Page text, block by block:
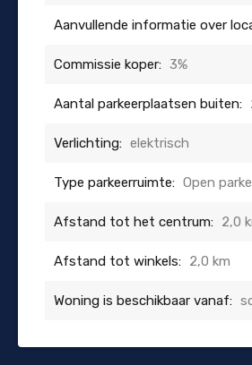
Aanvullende informatie over
Commissie koper: 3%
Aantal parkeerplaatsen buiten:
Verlichting: elektrisch
Type parkeerruimte: Open
Afstand tot het centrum: 2,0
Afstand tot winkels: 2,0 km
Woning is beschikbaar vanaf: